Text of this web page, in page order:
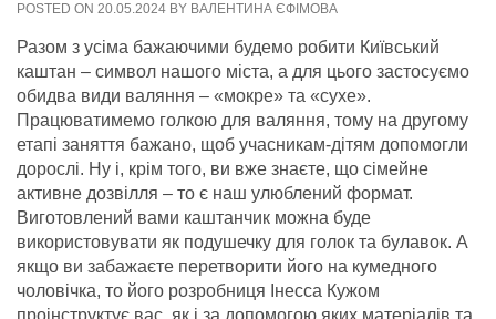
POSTED ON 20.05.2024 BY ВАЛЕНТИНА ЄФІМОВА
Разом з усіма бажаючими будемо робити Київський
каштан – символ нашого міста, а для цього застосуємо
обидва види валяння – «мокре» та «сухе».
Працюватимемо голкою для валяння, тому на другому
етапі заняття бажано, щоб учасникам-дітям допомогли
дорослі. Ну і, крім того, ви вже знаєте, що сімейне
активне дозвілля – то є наш улюблений формат.
Виготовлений вами каштанчик можна буде
використовувати як подушечку для голок та булавок. А
якщо ви забажаєте перетворити його на кумедного
чоловічка, то його розробниця Інесса Кужом